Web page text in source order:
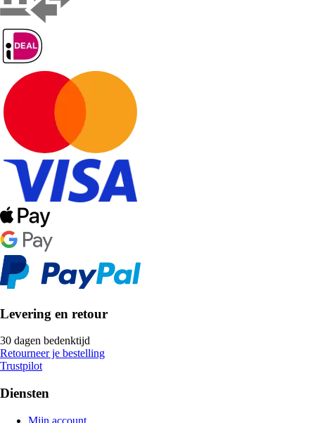
Levering en retour
30 dagen bedenktijd
Retourneer je bestelling
Trustpilot
Diensten
Mijn account